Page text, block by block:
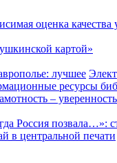
оценка качества
картой»
лучшее
ресурсы
–
Россия позвала…»:
в центральной печати